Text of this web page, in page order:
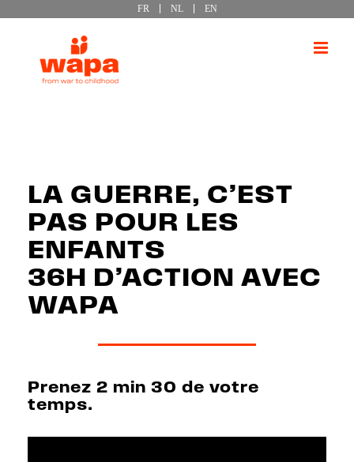
FR NL EN
LA GUERRE, C’EST
PAS POUR LES
ENFANTS
36H D’ACTION AVEC
WAPA
Prenez 2 min 30 de votre
temps.